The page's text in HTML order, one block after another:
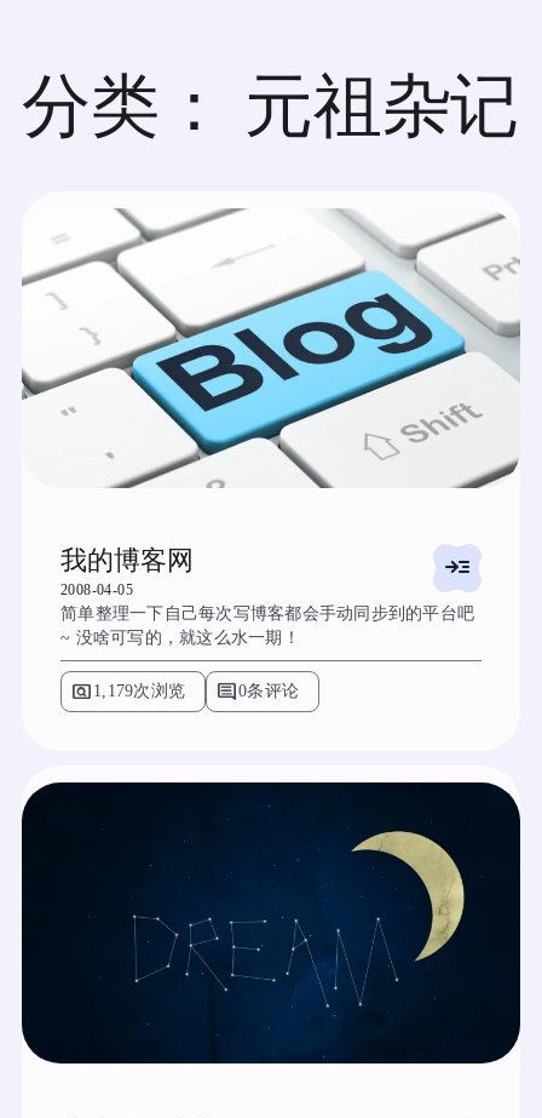
分类： 元祖杂记
我的博客网
2008-04-05
read_more
简单整理一下自己每次写博客都会手动同步到的平台吧
~ 没啥可写的，就这么水一期！
pageview 1,179次浏览 comment0条评论